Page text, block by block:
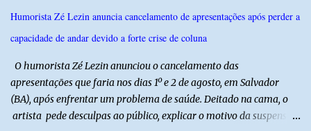
Humorista Zé Lezin anuncia cancelamento de apresentações após perder a
capacidade de andar devido a forte crise de coluna
O humorista Zé Lezin anunciou o cancelamento das
apresentações que faria nos dias 1º e 2 de agosto, em Salvador
(BA), após enfrentar um problema de saúde. Deitado na cama, o
artista pede desculpas ao público, explicar o motivo da suspensão